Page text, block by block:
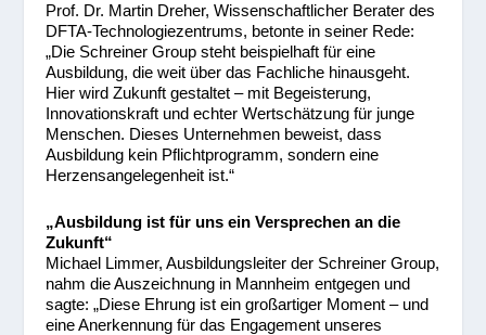
Prof. Dr. Martin Dreher, Wissenschaftlicher Berater des
DFTA-Technologiezentrums, betonte in seiner Rede:
„Die Schreiner Group steht beispielhaft für eine
Ausbildung, die weit über das Fachliche hinausgeht.
Hier wird Zukunft gestaltet – mit Begeisterung,
Innovationskraft und echter Wertschätzung für junge
Menschen. Dieses Unternehmen beweist, dass
Ausbildung kein Pflichtprogramm, sondern eine
Herzensangelegenheit ist.“
„Ausbildung ist für uns ein Versprechen an die
Zukunft“
Michael Limmer, Ausbildungsleiter der Schreiner Group,
nahm die Auszeichnung in Mannheim entgegen und
sagte: „Diese Ehrung ist ein großartiger Moment – und
eine Anerkennung für das Engagement unseres